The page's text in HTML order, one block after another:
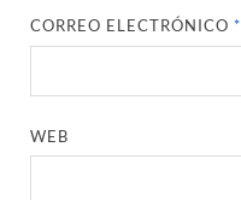
CORREO ELECTRÓNICO*
WEB